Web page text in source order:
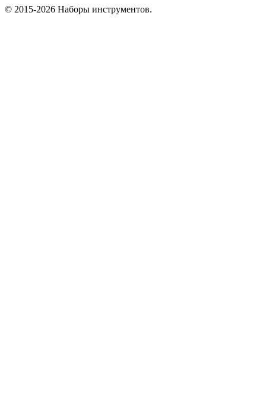
© 2015-2026 Наборы инструментов.